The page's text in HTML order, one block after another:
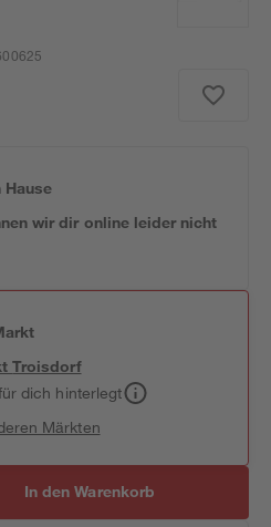
Hause
wir dir online leider nicht
Troisdorf
dich hinterlegt
Märkten
In den Warenkorb